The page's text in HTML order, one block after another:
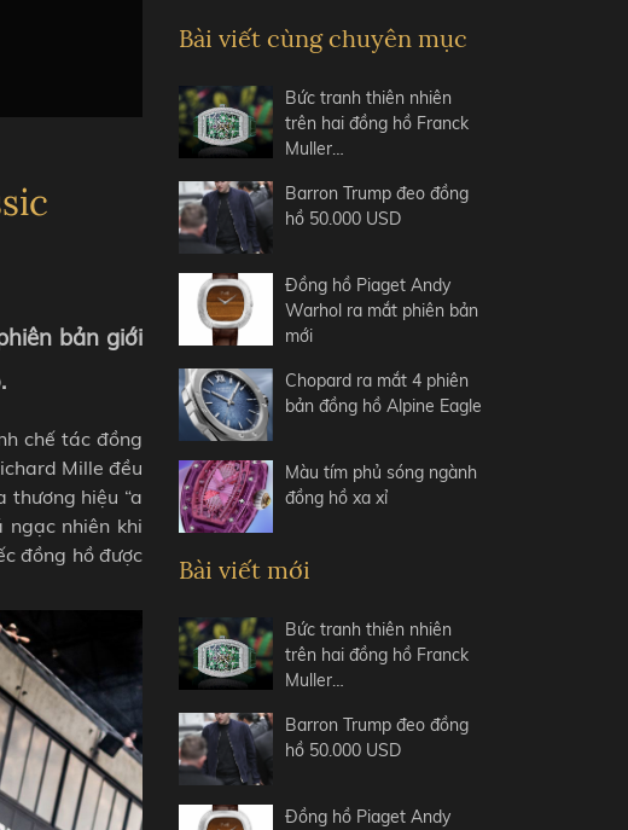
bản giới
chế tác đồng
Mille đều
thương hiệu “a
nhiên khi
đồng hồ được
Bài viết cùng chuyên mục
Bức tranh thiên nhiên
trên hai đồng hồ Franck
Muller…
Barron Trump đeo đồng
hồ 50.000 USD
Đồng hồ Piaget Andy
Warhol ra mắt phiên bản
mới
Chopard ra mắt 4 phiên
bản đồng hồ Alpine Eagle
Màu tím phủ sóng ngành
đồng hồ xa xỉ
Bài viết mới
Bức tranh thiên nhiên
trên hai đồng hồ Franck
Muller…
Barron Trump đeo đồng
hồ 50.000 USD
Đồng hồ Piaget Andy